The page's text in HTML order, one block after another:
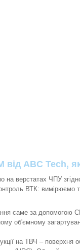
від ABC Tech,
на верстатах ЧПУ
ВТК: вимірюємо
саме за допомогою
об'ємному
на ТВЧ – поверхня